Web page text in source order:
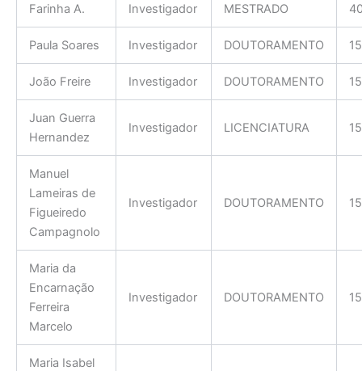
Farinha A. Investigador MESTRADO
Paula Soares Investigador DOUTORAMENTO 15
João Freire Investigador DOUTORAMENTO 15
Juan Guerra
Hernandez
Investigador LICENCIATURA 15
Manuel
Lameiras de
Figueiredo
Campagnolo
Investigador DOUTORAMENTO 15
Maria da
Encarnação
Ferreira
Marcelo
Investigador DOUTORAMENTO 15
Maria Isabel